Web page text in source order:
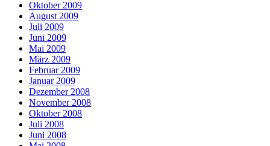
Oktober 2009
August 2009
Juli 2009
Juni 2009
Mai 2009
März 2009
Februar 2009
Januar 2009
Dezember 2008
November 2008
Oktober 2008
Juli 2008
Juni 2008